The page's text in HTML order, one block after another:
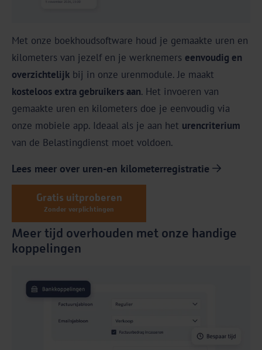
Met onze boekhoudsoftware houd je gemaakte uren en
kilometers van jezelf en je werknemers eenvoudig en
overzichtelijk bij in onze urenmodule. Je maakt
kosteloos extra gebruikers aan. Het invoeren van
gemaakte uren en kilometers doe je eenvoudig via
onze mobiele app. Ideaal als je aan het urencriterium
van de Belastingdienst moet voldoen.
Lees meer over uren-en kilometerregistratie
Gratis uitproberen
Zonder verplichtingen
Meer tijd overhouden met onze handige
koppelingen